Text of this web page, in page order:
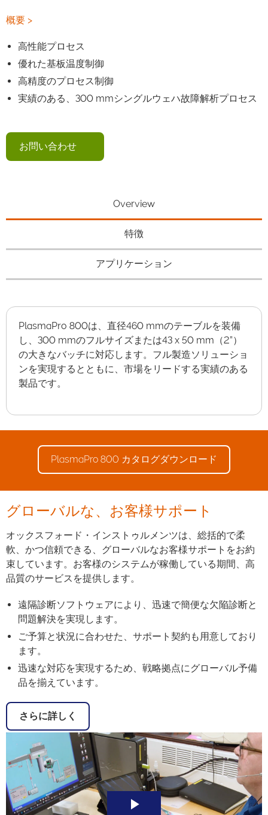
概要 >
高性能プロセス
優れた基板温度制御
高精度のプロセス制御
実績のある、300 mmシングルウェハ故障解析プロセス
お問い合わせ
Overview
特徴
アプリケーション
PlasmaPro 800は、直径460 mmのテーブルを装備
し、300 mmのフルサイズまたは43 x 50 mm（2”）
の大きなバッチに対応します。フル製造ソリューショ
ンを実現するとともに、市場をリードする実績のある
製品です。
PlasmaPro 800 カタログダウンロード
グローバルな、お客様サポート
オックスフォード・インストゥルメンツは、総括的で柔
軟、かつ信頼できる、グローバルなお客様サポートをお約
束しています。お客様のシステムが稼働している期間、高
品質のサービスを提供します。
遠隔診断ソフトウェアにより、迅速で簡便な欠陥診断と
問題解決を実現します。
ご予算と状況に合わせた、サポート契約も用意しており
ます。
迅速な対応を実現するため、戦略拠点にグローバル予備
品を揃えています。
さらに詳しく